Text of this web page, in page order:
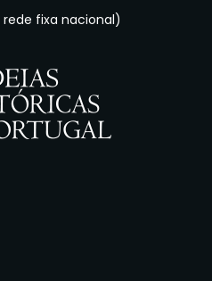
fixa nacional)